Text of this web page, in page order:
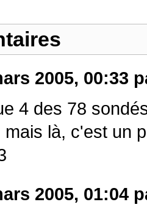
2005, 00:33
4 des 78
mais là, c'est un
2005, 01:04